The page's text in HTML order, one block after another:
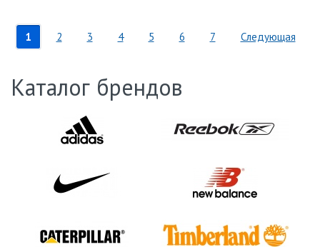
1 2 3 4 5 6 7 Следующая
Каталог брендов